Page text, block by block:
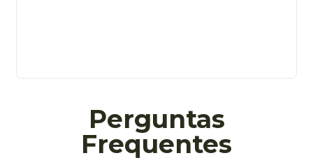
Perguntas
Frequentes